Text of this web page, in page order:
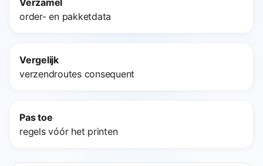
order- en pakketdata
Vergelijk
verzendroutes consequent
Pas toe
regels vóór het printen